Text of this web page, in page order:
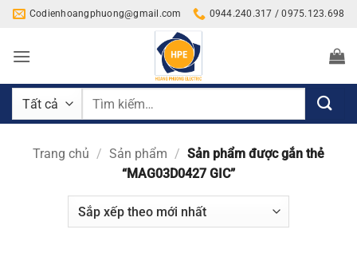
Bỏ
nội
Codienhoangphuong@gmail.com 0944.240.317 / 0975.123.698
Tìm
Trang chủ / Sản phẩm / Sản phẩm được gắn thẻ
“MAG03D0427 GIC”